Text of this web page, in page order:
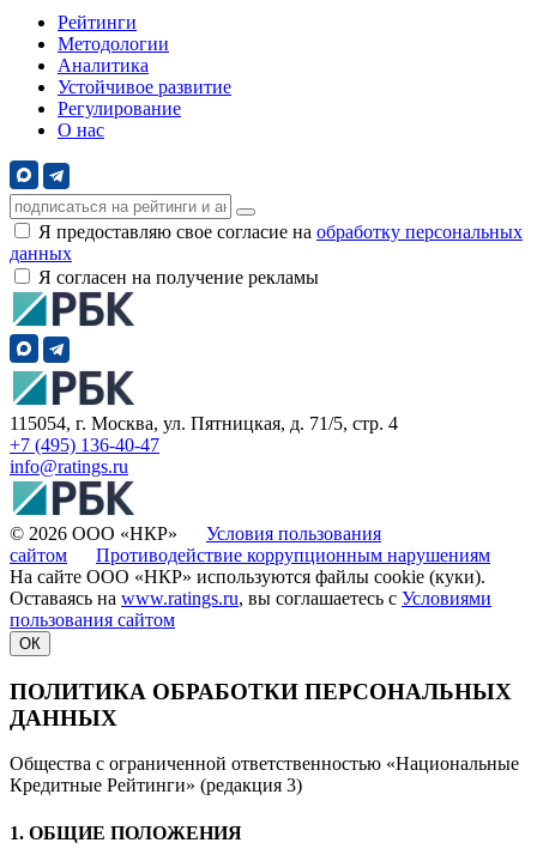
Рейтинги
Методологии
Аналитика
Устойчивое развитие
Регулирование
О нас
Я предоставляю свое согласие на обработку персональных
данных
Я согласен на получение рекламы
115054, г. Москва, ул. Пятницкая, д. 71/5, стр. 4
+7 (495) 136-40-47
info@ratings.ru
© 2026 ООО «НКР» Условия пользования
сайтом
Противодействие коррупционным нарушениям
На сайте ООО «НКР» используются файлы cookie (куки).
Оставаясь на www.ratings.ru, вы соглашаетесь с Условиями
пользования сайтом
ОК
ПОЛИТИКА ОБРАБОТКИ ПЕРСОНАЛЬНЫХ
ДАННЫХ
Общества с ограниченной ответственностью «Национальные
Кредитные Рейтинги» (редакция 3)
1. ОБЩИЕ ПОЛОЖЕНИЯ